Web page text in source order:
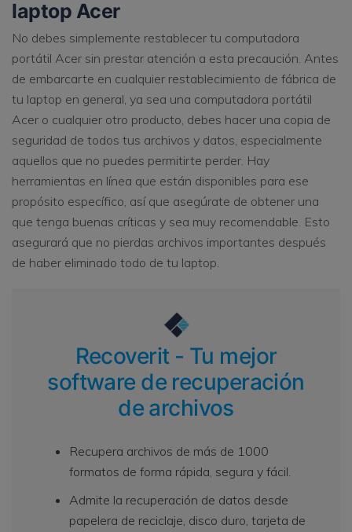
laptop Acer
No debes simplemente restablecer tu computadora
portátil Acer sin prestar atención a esta precaución. Antes
de embarcarte en cualquier restablecimiento de fábrica de
tu laptop en general, ya sea una computadora portátil
Acer o cualquier otro producto, debes hacer una copia de
seguridad de todos tus archivos y datos, especialmente
aquellos que no puedes permitirte perder. Hay
herramientas en línea que están disponibles para ese
propósito específico, así que asegúrate de obtener una
que tenga buenas críticas y sea muy recomendable. Esto
asegurará que no pierdas archivos importantes después
de haber eliminado todo de tu laptop.
Recoverit - Tu mejor
software de recuperación
de archivos
Recupera archivos de más de 1000
formatos de forma rápida, segura y fácil.
Admite la recuperación de datos desde
papelera de reciclaje, disco duro, tarjeta de